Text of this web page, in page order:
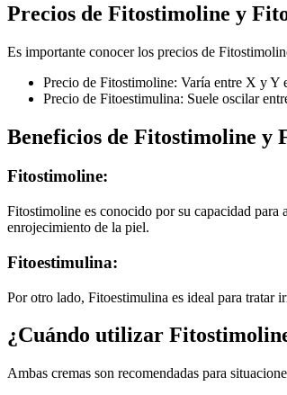
Precios de Fitostimoline y
Es importante conocer los precios de
Precio de Fitostimoline: Varía entre X y Y
Precio de Fitoestimulina: Suele oscilar
Beneficios de Fitostimoline y
Fitostimoline:
Fitostimoline es conocido por su capacidad
enrojecimiento de la piel.
Fitoestimulina:
Por otro lado, Fitoestimulina es ideal para tratar
¿Cuándo utilizar
Ambas cremas son recomendadas para